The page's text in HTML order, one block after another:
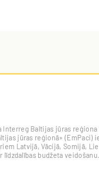
Interreg Baltijas jūras
jūras reģionā» (EmPaci)
Latvijā, Vācijā, Somijā,
līdzdalības budžeta veidošanu.